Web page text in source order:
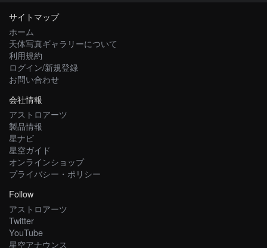
サイトマップ
ホーム
天体写真ギャラリーについて
利用規約
ログイン/新規登録
お問い合わせ
会社情報
アストロアーツ
製品情報
星ナビ
星空ガイド
オンラインショップ
プライバシー・ポリシー
Follow
アストロアーツ
Twitter
YouTube
星空アナウンス